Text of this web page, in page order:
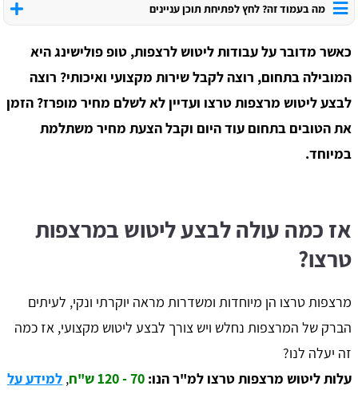
מה בעמוד זה? לחץ לפתיחת תוכן עניינים
כאשר מדובר על עבודות ליטוש לרצפות, טופ פולישינג היא
המובילה בתחום, רוצה לקבל שירות מקצועי ואיכותי? רוצה
לבצע ליטוש מרצפות טרצו ועדיין לא לשלם מחיר מופרז? הזמן
את הטובים בתחום עוד היום וקבל הצעת מחיר משתלמת
במיוחד.
אז כמה עולה לבצע ליטוש במרצפות
טרצו?
מרצפות טרצו הן מיוחדות ומשדרות מראה יוקרתי ונקי, לעיתים
הברק של המרצפות נחלש ויש צורך לבצע ליטוש מקצועי, אז כמה
זה יעלה לנו?
עלות ליטוש מרצפות טרצו למ"ר הנו: 70 - 120 ש"ח , למידע על